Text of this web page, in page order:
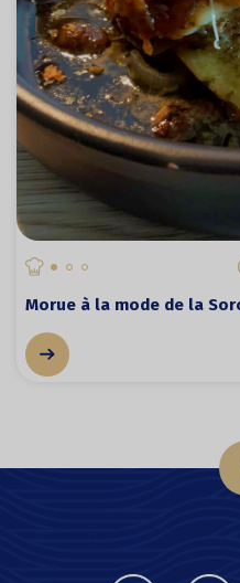
Morue à la mode de la